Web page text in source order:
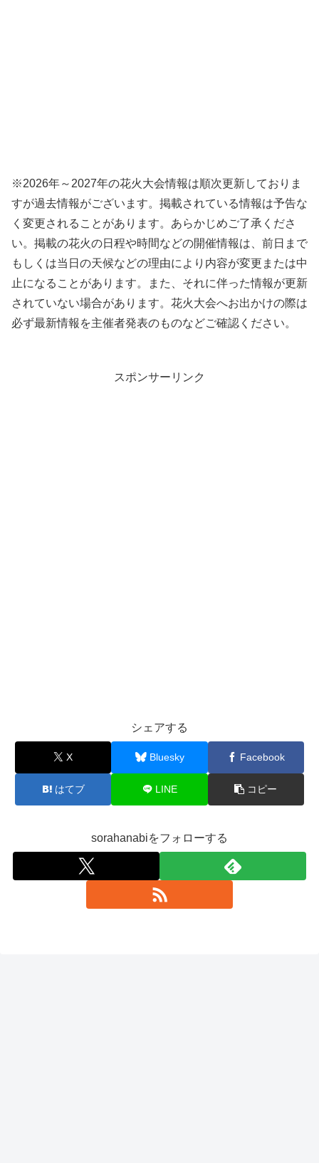
※2026年～2027年の花火大会情報は順次更新しておりま
すが過去情報がございます。掲載されている情報は予告な
く変更されることがあります。あらかじめご了承くださ
い。掲載の花火の日程や時間などの開催情報は、前日まで
もしくは当日の天候などの理由により内容が変更または中
止になることがあります。また、それに伴った情報が更新
されていない場合があります。花火大会へお出かけの際は
必ず最新情報を主催者発表のものなどご確認ください。
スポンサーリンク
シェアする
X Bluesky Facebook
はてブ LINE コピー
sorahanabiをフォローする